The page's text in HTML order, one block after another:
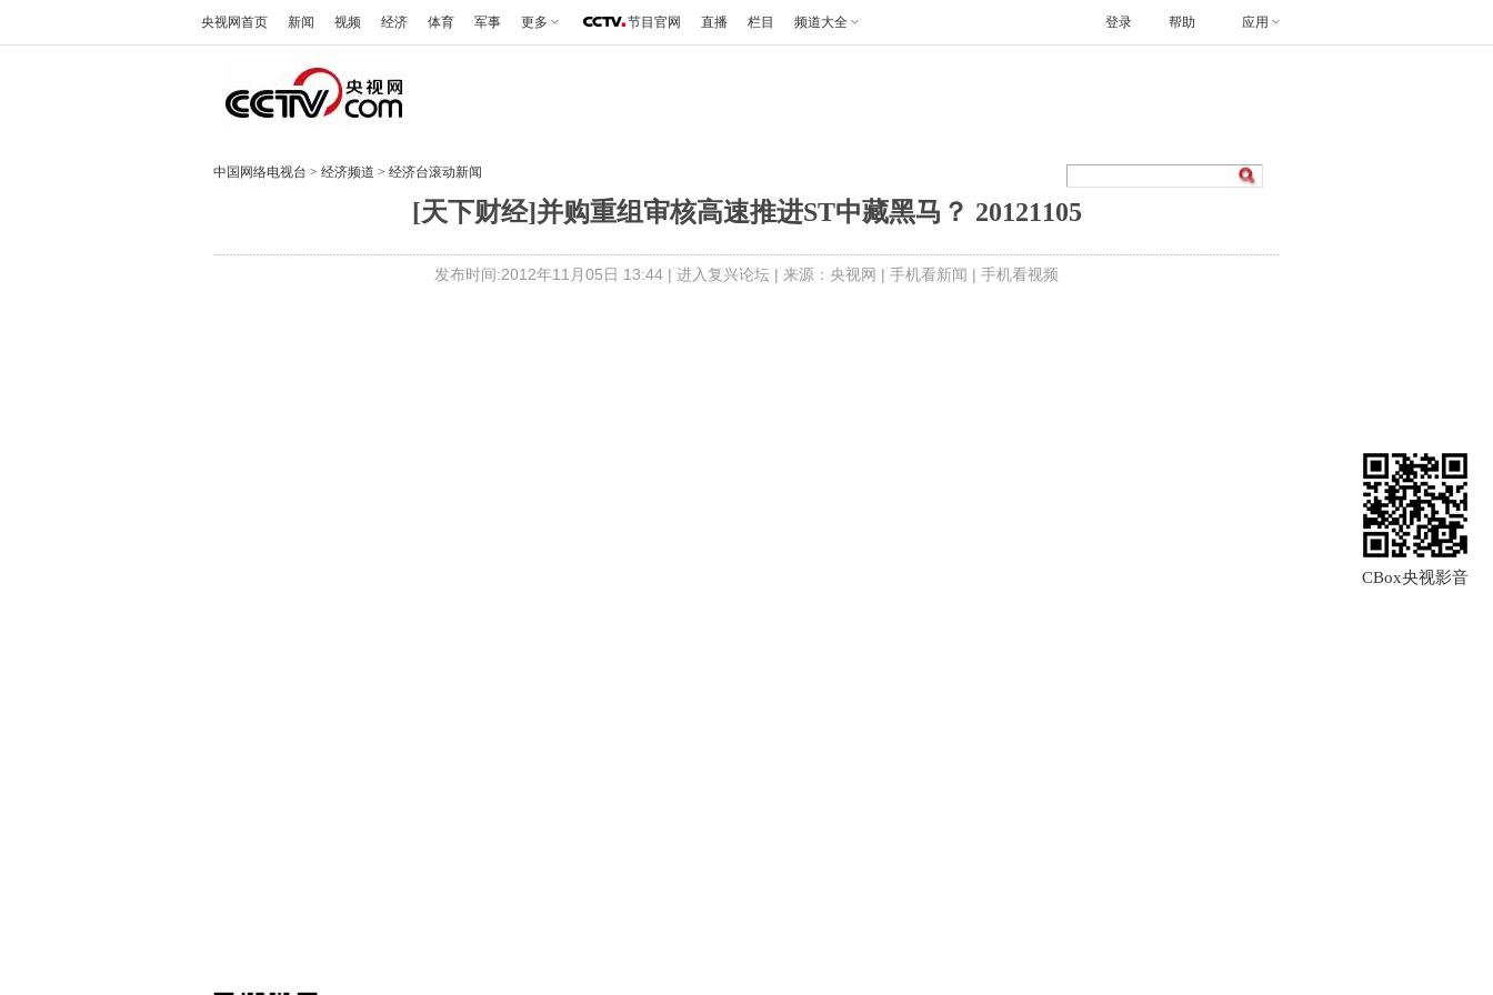
央视网首页 新闻 视频 经济 体育 军事 更多 节目官网 直播 栏目 频道大全 帮助 应用
登录
中国网络电视台 > 经济频道 > 经济台滚动新闻
[天下财经]并购重组审核高速推进ST中藏黑马？ 20121105
发布时间:2012年11月05日 13:44 | 进入复兴论坛 | 来源：央视网 | 手机看新闻 | 手机看视频
CBox央视影音